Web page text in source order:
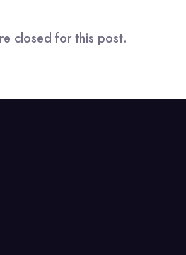
closed for this post.